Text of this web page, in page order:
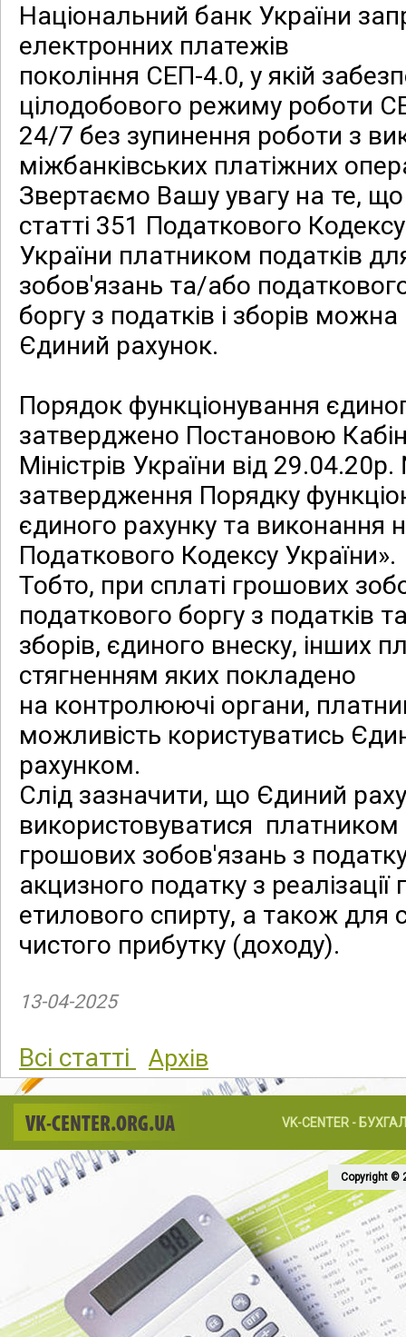
Національний банк України
електронних платежів
покоління СЕП-4.0, у якій
цілодобового режиму роботи
24/7 без зупинення роботи з
міжбанківських платіжних
Звертаємо Вашу увагу на те,
статті 351 Податкового Кодексу
України платником податків
зобов'язань та/або
боргу з податків і зборів
Єдиний рахунок.
Порядок функціонування
затверджено Постановою
Міністрів України від
затвердження Порядку
єдиного рахунку та виконання
Податкового Кодексу України».
Тобто, при сплаті грошових
податкового боргу з податків
зборів, єдиного внеску, інших
стягненням яких покладено
на контролюючі органи,
можливість користуватись
рахунком.
Слід зазначити, що Єдиний
використовуватися платником
грошових зобов'язань з
акцизного податку з реалізації
етилового спирту, а також
чистого прибутку (доходу).
13-04-2025
Всі статті Архів
VK-CENTER.ORG.UA VK-CENTER -
Copyright ©